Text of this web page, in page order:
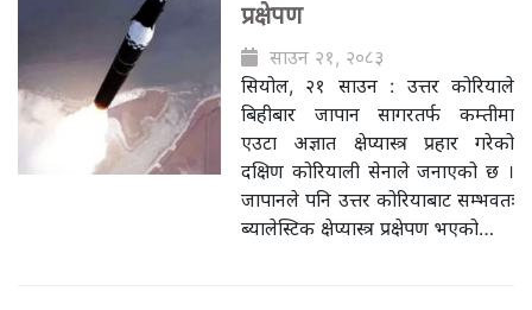
प्रक्षेपण
साउन २१, २०८३
सियोल, २१ साउन : उत्तर कोरियाले
बिहीबार जापान सागरतर्फ कम्तीमा
एउटा अज्ञात क्षेप्यास्त्र प्रहार गरेको
दक्षिण कोरियाली सेनाले जनाएको छ ।
जापानले पनि उत्तर कोरियाबाट सम्भवतः
ब्यालेस्टिक क्षेप्यास्त्र प्रक्षेपण भएको…